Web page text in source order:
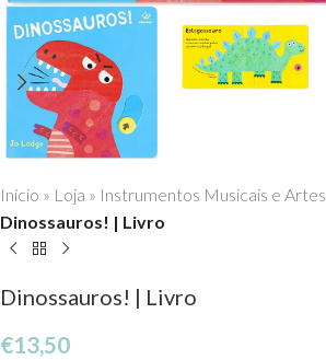
Início » Loja » Instrumentos Musicais e Artes
Dinossauros! | Livro
Dinossauros! | Livro
€13,50